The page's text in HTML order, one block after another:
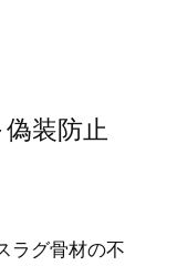
装防止
ラグ骨材の不